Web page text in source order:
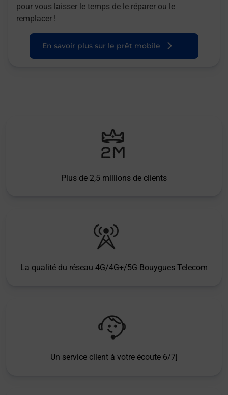
pour vous laisser le temps de le réparer ou le
remplacer !
En savoir plus sur le prêt mobile
Plus de 2,5 millions de clients
La qualité du réseau 4G/4G+/5G Bouygues Telecom
Un service client à votre écoute 6/7j